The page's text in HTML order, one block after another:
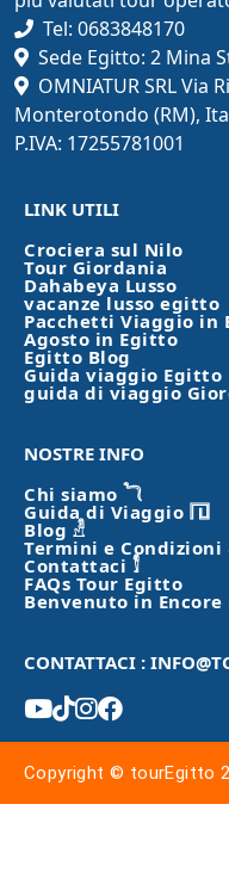
Tel: 0683848170
Sede Egitto: 2 Mina
OMNIATUR SRL Via
Monterotondo (RM),
P.IVA: 17255781001
LINK UTILI
Crociera sul Nilo
Tour Giordania
Dahabeya Lusso
vacanze lusso egitto
Pacchetti Viaggio in
Agosto in Egitto
Egitto Blog
Guida viaggio Egitto
guida di viaggio
NOSTRE INFO
Chi siamo 𓆓
Guida di Viaggio 𓉔
Blog 𓁐
Termini e
Contattaci 𓀾
FAQs Tour Egitto
Benvenuto in Encore
CONTATTACI :
Copyright © tourEgitto